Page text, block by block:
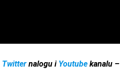
Twitter nalogu i Youtube kanalu –